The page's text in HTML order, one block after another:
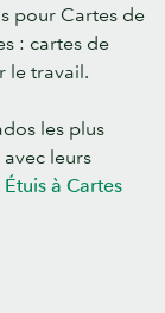
pour Cartes de
: cartes de
le travail.
les plus
avec leurs
à Cartes